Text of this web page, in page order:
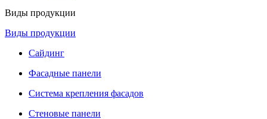
Виды продукции
Виды продукции
Сайдинг
Фасадные панели
Система крепления фасадов
Стеновые панели